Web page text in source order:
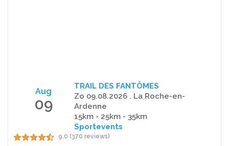
Aug
09
TRAIL DES FANTÔMES
Zo 09.08.2026 . La Roche-en-
Ardenne
15km - 25km - 35km
Sportevents
9.0 (370 reviews)